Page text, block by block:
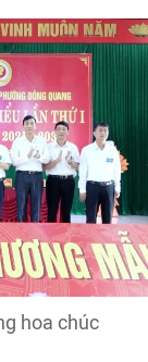
hoa chúc